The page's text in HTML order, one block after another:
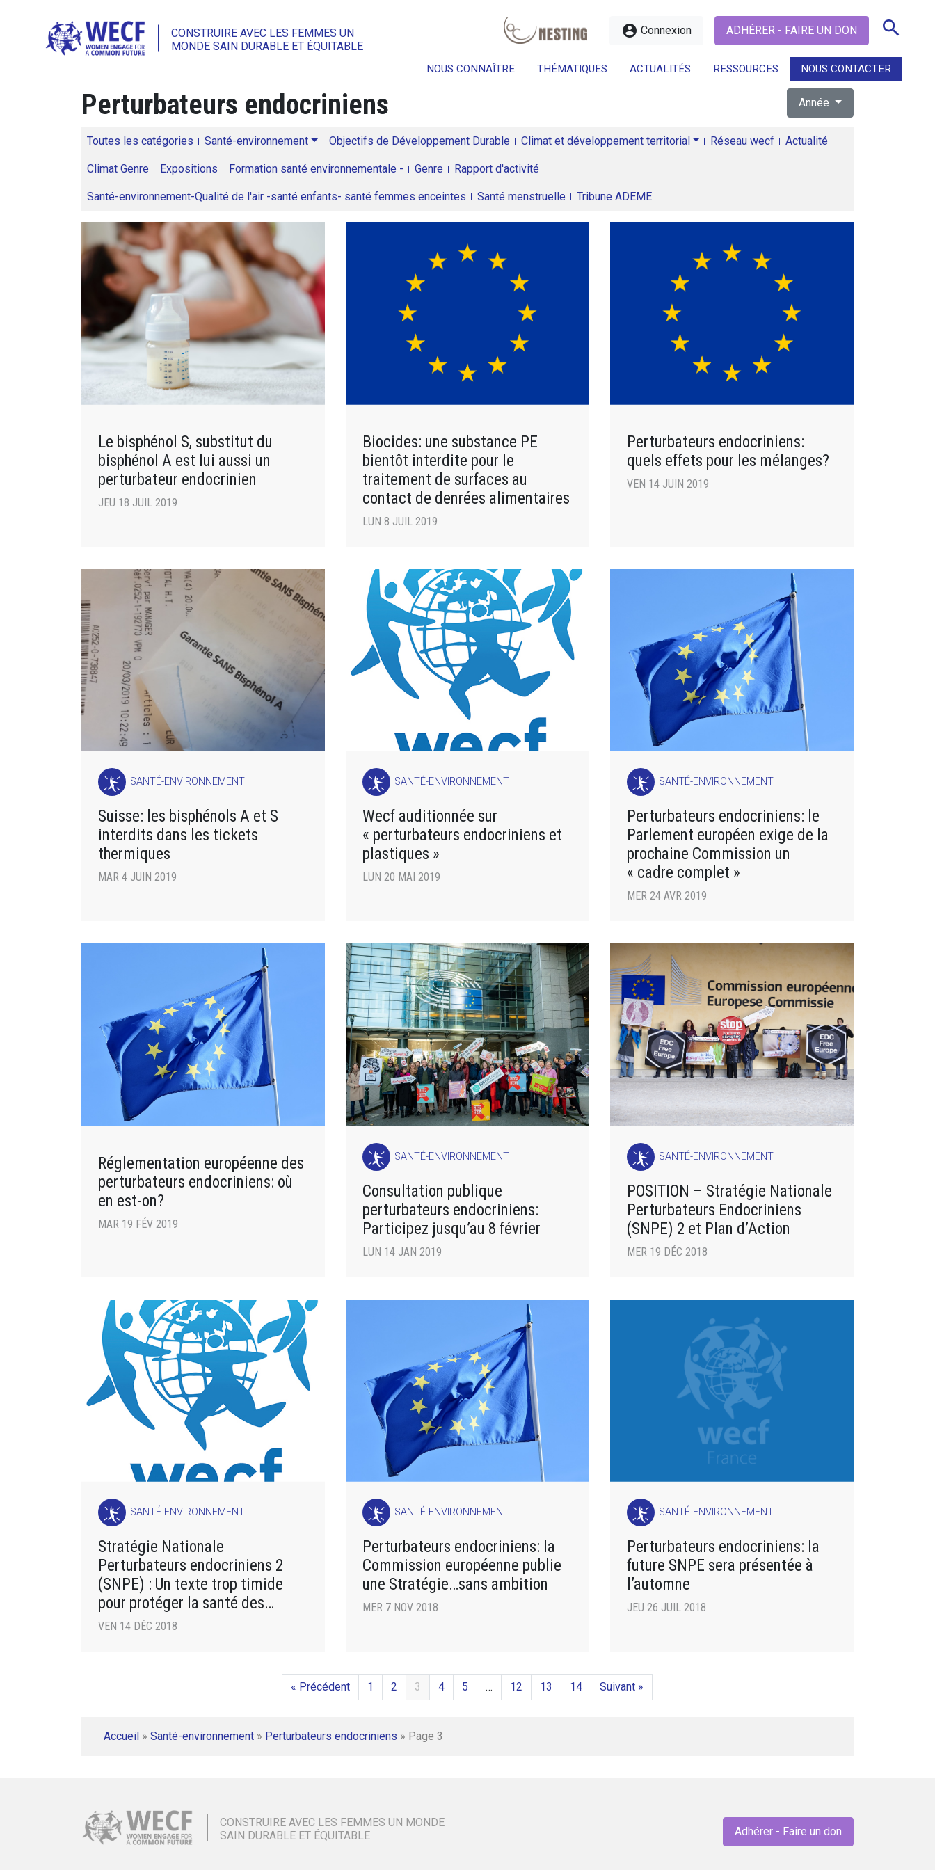
CONSTRUIRE AVEC LES FEMMES UN
MONDE SAIN DURABLE ET ÉQUITABLE
account_circle Connexion ADHÉRER - FAIRE UN DON search
NOUS CONNAÎTRE THÉMATIQUES ACTUALITÉS RESSOURCES NOUS CONTACTER
search
Perturbateurs endocriniens Année
Toutes les catégories Santé-environnement Objectifs de Développement Durable Climat et développement territorial Réseau wecf Actualité
Climat Genre Expositions Formation santé environnementale - Genre Rapport d'activité
Santé-environnement-Qualité de l'air -santé enfants- santé femmes enceintes Santé menstruelle Tribune ADEME
Le bisphénol S, substitut du
bisphénol A est lui aussi un
perturbateur endocrinien
JEU 18 JUIL 2019
Biocides: une substance PE
bientôt interdite pour le
traitement de surfaces au
contact de denrées alimentaires
LUN 8 JUIL 2019
Perturbateurs endocriniens:
quels effets pour les mélanges?
VEN 14 JUIN 2019
SANTÉ-ENVIRONNEMENT
Suisse: les bisphénols A et S
interdits dans les tickets
thermiques
MAR 4 JUIN 2019
SANTÉ-ENVIRONNEMENT
Wecf auditionnée sur
« perturbateurs endocriniens et
plastiques »
LUN 20 MAI 2019
SANTÉ-ENVIRONNEMENT
Perturbateurs endocriniens: le
Parlement européen exige de la
prochaine Commission un
« cadre complet »
MER 24 AVR 2019
Réglementation européenne des
perturbateurs endocriniens: où
en est-on?
MAR 19 FÉV 2019
SANTÉ-ENVIRONNEMENT
Consultation publique
perturbateurs endocriniens:
Participez jusqu’au 8 février
LUN 14 JAN 2019
SANTÉ-ENVIRONNEMENT
POSITION – Stratégie Nationale
Perturbateurs Endocriniens
(SNPE) 2 et Plan d’Action
MER 19 DÉC 2018
SANTÉ-ENVIRONNEMENT
Stratégie Nationale
Perturbateurs endocriniens 2
(SNPE) : Un texte trop timide
pour protéger la santé des
populations
VEN 14 DÉC 2018
SANTÉ-ENVIRONNEMENT
Perturbateurs endocriniens: la
Commission européenne publie
une Stratégie…sans ambition
MER 7 NOV 2018
SANTÉ-ENVIRONNEMENT
Perturbateurs endocriniens: la
future SNPE sera présentée à
l’automne
JEU 26 JUIL 2018
« Précédent 1 2 3 4 5 … 12 13 14 Suivant »
Accueil » Santé-environnement » Perturbateurs endocriniens » Page 3
CONSTRUIRE AVEC LES FEMMES UN MONDE
SAIN DURABLE ET ÉQUITABLE
Adhérer - Faire un don